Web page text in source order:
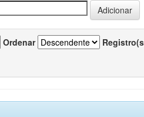
Ordenar